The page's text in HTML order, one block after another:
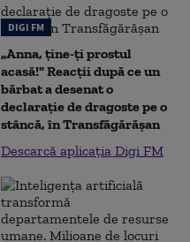
DIGI FM
„Anna, ţine-ţi prostul
acasă!" Reacţii după ce un
bărbat a desenat o
declaraţie de dragoste pe o
stâncă, în Transfăgărăşan
Descarcă aplicația Digi FM